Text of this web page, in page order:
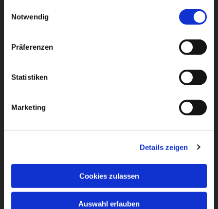
Notwendig
Präferenzen
Statistiken
Marketing
Details zeigen
Cookies zulassen
Auswahl erlauben